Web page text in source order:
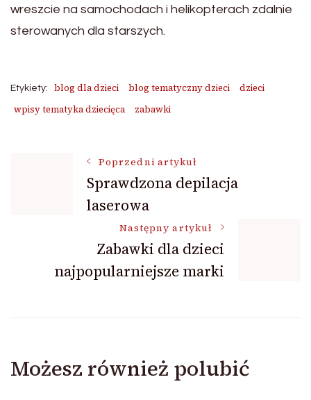
wreszcie na samochodach i helikopterach zdalnie
sterowanych dla starszych.
Etykiety: blog dla dzieci blog tematyczny dzieci
dzieci
wpisy tematyka dziecięca
zabawki
Nawigacja
wpisu
Poprzedni artykuł
Sprawdzona depilacja
laserowa
Następny artykuł
Zabawki dla dzieci
najpopularniejsze marki
Możesz również polubić